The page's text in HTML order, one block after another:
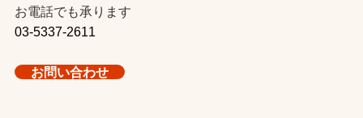
お電話でも承ります
03-5337-2611
お問い合わせ